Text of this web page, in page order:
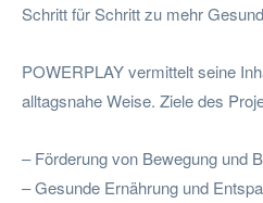
Schritt für Schritt zu mehr
POWERPLAY vermittelt seine
alltagsnahe Weise. Ziele des
– Förderung von Bewegung und
– Gesunde Ernährung und